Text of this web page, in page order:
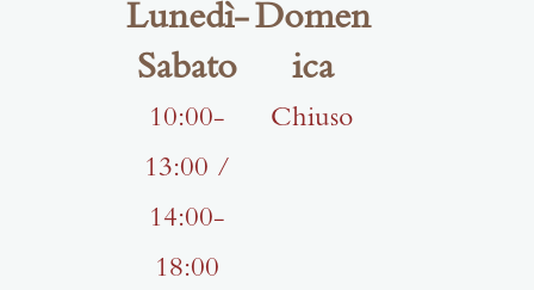
Lunedì-
Sabato
10:00-
13:00 /
14:00-
18:00
Domen
ica
Chiuso